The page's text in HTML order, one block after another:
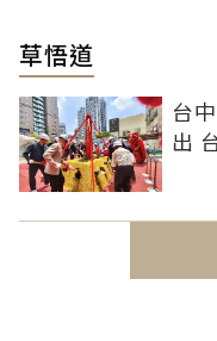
草悟道
台
出